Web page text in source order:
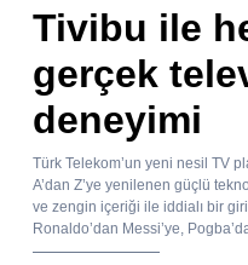
Tivibu ile
gerçek
deneyimi
Türk Telekom’un yeni nesil TV
A’dan Z’ye yenilenen güçlü
ve zengin içeriği ile iddialı bir
Ronaldo’dan Messi’ye,